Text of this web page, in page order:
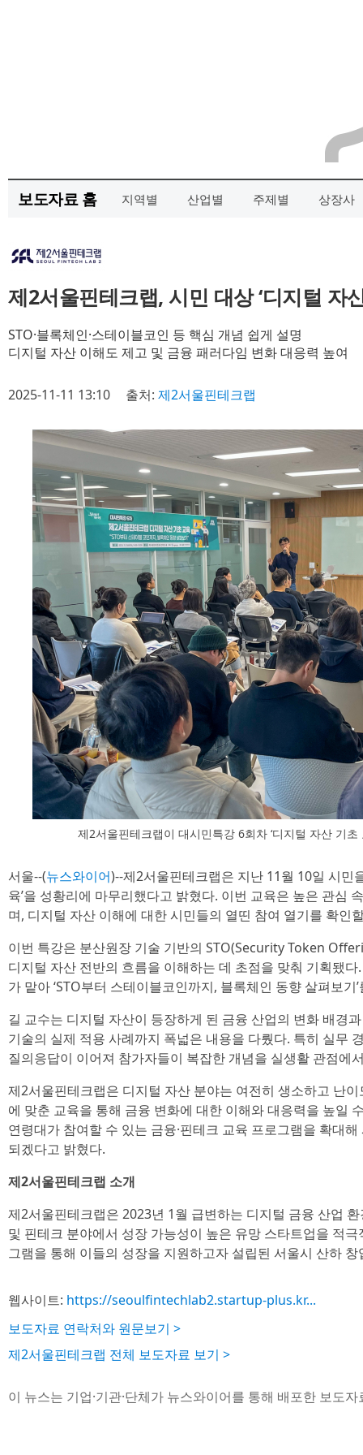
보도자료 홈 지역별 산업별 주제별 상장사
제2서울핀테크랩, 시민 대상 ‘디지털 자
STO·블록체인·스테이블코인 등 핵심 개념 쉽게 설명
디지털 자산 이해도 제고 및 금융 패러다임 변화 대응력 높여
2025-11-11 13:10 출처: 제2서울핀테크랩
제2서울핀테크랩이 대시민특강 6회차 ‘디지털 자산 기초
서울--(뉴스와이어)--제2서울핀테크랩은 지난 11월 10일 시민
육’을 성황리에 마무리했다고 밝혔다. 이번 교육은 높은 관심
며, 디지털 자산 이해에 대한 시민들의 열띤 참여 열기를 확인
이번 특강은 분산원장 기술 기반의 STO(Security Token
디지털 자산 전반의 흐름을 이해하는 데 초점을 맞춰 기획됐
가 맡아 ‘STO부터 스테이블코인까지, 블록체인 동향 살펴보기
길 교수는 디지털 자산이 등장하게 된 금융 산업의 변화 배경
기술의 실제 적용 사례까지 폭넓은 내용을 다뤘다. 특히 실무
질의응답이 이어져 참가자들이 복잡한 개념을 실생활 관점에
제2서울핀테크랩은 디지털 자산 분야는 여전히 생소하고 난
에 맞춘 교육을 통해 금융 변화에 대한 이해와 대응력을 높일
연령대가 참여할 수 있는 금융·핀테크 교육 프로그램을 확대
되겠다고 밝혔다.
제2서울핀테크랩 소개
제2서울핀테크랩은 2023년 1월 급변하는 디지털 금융 산업
및 핀테크 분야에서 성장 가능성이 높은 유망 스타트업을 적
그램을 통해 이들의 성장을 지원하고자 설립된 서울시 산하
웹사이트: https://seoulfintechlab2.startup-plus.kr...
보도자료 연락처와 원문보기 >
제2서울핀테크랩 전체 보도자료 보기 >
이 뉴스는 기업·기관·단체가 뉴스와이어를 통해 배포한 보도